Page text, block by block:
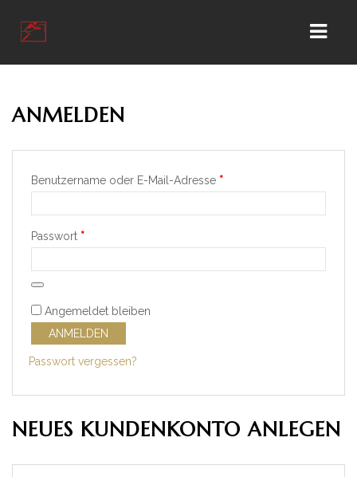
HOME
KUNDEN KONTO
ANMELDEN
Benutzername oder E-Mail-Adresse *Erforderlich
Passwort *Erforderlich
Angemeldet bleiben
ANMELDEN
Passwort vergessen?
NEUES KUNDENKONTO ANLEGEN